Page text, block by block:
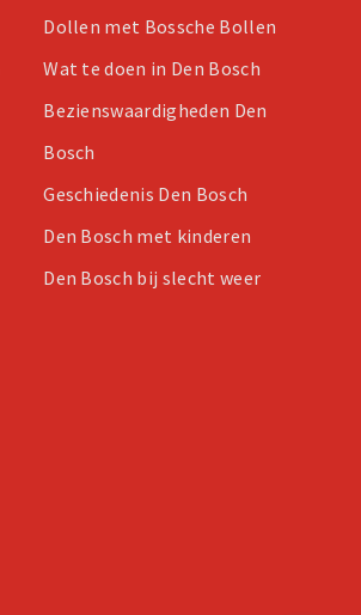
Dollen met Bossche Bollen
Wat te doen in Den Bosch
Bezienswaardigheden Den
Bosch
Geschiedenis Den Bosch
Den Bosch met kinderen
Den Bosch bij slecht weer